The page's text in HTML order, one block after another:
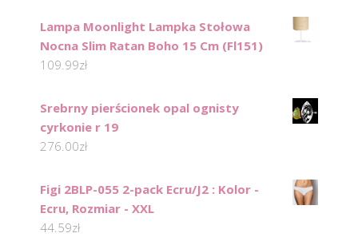
Lampa Moonlight Lampka Stołowa
Nocna Slim Ratan Boho 15 Cm (Fl151)
109.99zł
Srebrny pierścionek opal ognisty
cyrkonie r 19
276.00zł
Figi 2BLP-055 2-pack Ecru/J2 : Kolor -
Ecru, Rozmiar - XXL
44.59zł